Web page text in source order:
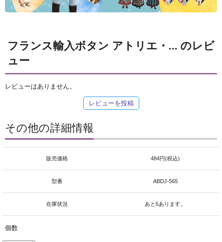
フランス輸入ボタン アトリエ・... のレビ
ュー
レビューはありません。
レビューを投稿
その他の詳細情報
販売価格 484円(税込)
型番 ABDJ-565
在庫状況 あと5あります。
個数